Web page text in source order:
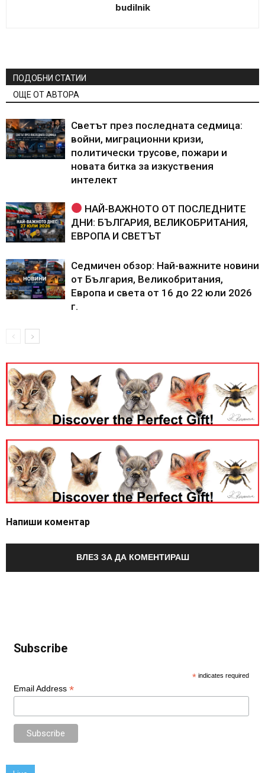
budilnik
ПОДОБНИ СТАТИИ
ОЩЕ ОТ АВТОРА
Светът през последната седмица:
войни, миграционни кризи,
политически трусове, пожари и
новата битка за изкуствения
интелект
НАЙ-ВАЖНОТО ОТ ПОСЛЕДНИТЕ
ДНИ: БЪЛГАРИЯ, ВЕЛИКОБРИТАНИЯ,
ЕВРОПА И СВЕТЪТ
Седмичен обзор: Най-важните новини
от България, Великобритания,
Европа и света от 16 до 22 юли 2026
г.
Напиши коментар
ВЛЕЗ ЗА ДА КОМЕНТИРАШ
Subscribe
* indicates required
Email Address *